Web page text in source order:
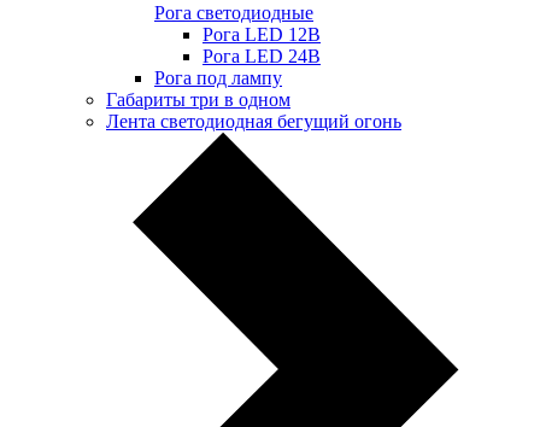
Рога светодиодные
Рога LED 12В
Рога LED 24В
Рога под лампу
Габариты три в одном
Лента светодиодная бегущий огонь